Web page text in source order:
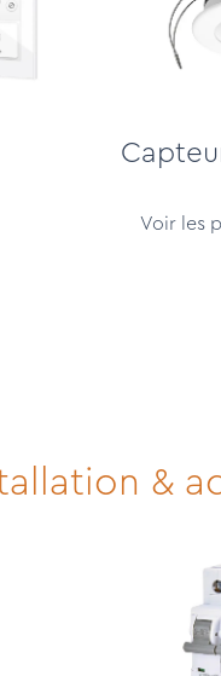
Voir les
&